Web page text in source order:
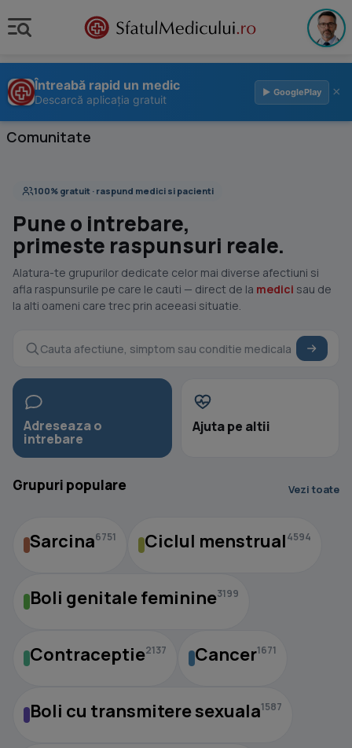
Întreabă rapid un medic
Descarcă aplicația gratuit
▶ GooglePlay ×
Comunitate
100% gratuit · raspund medici si pacienti
Pune o intrebare,
primeste raspunsuri reale.
Alatura-te grupurilor dedicate celor mai diverse afectiuni si
afla raspunsurile pe care le cauti — direct de la medici sau de
la alti oameni care trec prin aceeasi situatie.
Adreseaza o
intrebare
Ajuta pe altii
Grupuri populare Vezi toate
Sarcina6751 Ciclul menstrual4594
Boli genitale feminine3199
Contraceptie2137 Cancer1671
Boli cu transmitere sexuala1587